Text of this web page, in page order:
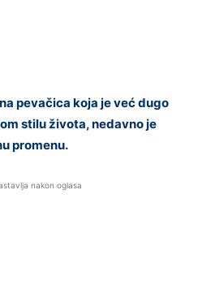
pevačica koja je već dugo
stilu života, nedavno je
promenu.
nakon oglasa